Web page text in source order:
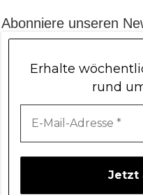
Abonniere unseren
Erhalte
rund